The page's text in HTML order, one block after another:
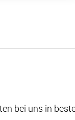
bei uns in